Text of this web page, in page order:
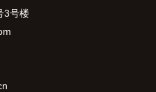
3号楼